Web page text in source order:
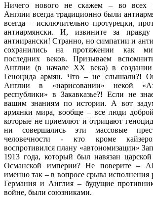
Ничего нового не скажем – во всех
Англии всегда традиционно были
всегда – исключительно протурецки,
антиармянски. И, извините за
антиирански! Странно, но симпатии и
сохранились на протяжении как
последних веков. Призываем
Англии (в начале XX века) в создании
Геноцида армян. Что – не слышали?!
Англии в «нарисовании» некой «Аз-
республики» в Закавказье?! Если не
вашим знаниям по истории. А вот
армянки мира, вообще – все люди
которые не приемлют и отрицают
ни совершались эти массовые
человечности - кто кроме
воспротивился плану «автономизации»
1913 года, который был навязан
Османской империи? Не поверите
именно так – в вопросе срыва исполнения
Германия и Англия – будущие
войне, были союзниками.